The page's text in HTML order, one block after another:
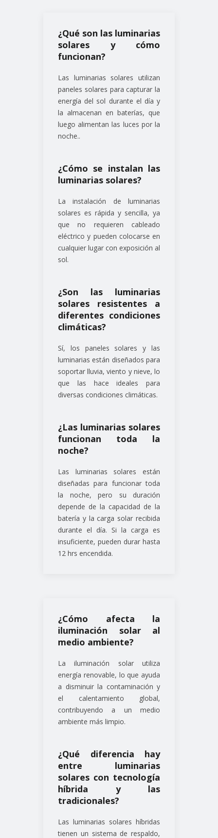
¿Qué son las luminarias
solares y cómo
funcionan?
Las luminarias solares utilizan
paneles solares para capturar la
energía del sol durante el día y
la almacenan en baterías, que
luego alimentan las luces por la
noche..
¿Cómo se instalan las
luminarias solares?
La instalación de luminarias
solares es rápida y sencilla, ya
que no requieren cableado
eléctrico y pueden colocarse en
cualquier lugar con exposición al
sol.
¿Son las luminarias
solares resistentes a
diferentes condiciones
climáticas?
Sí, los paneles solares y las
luminarias están diseñados para
soportar lluvia, viento y nieve, lo
que las hace ideales para
diversas condiciones climáticas.
¿Las luminarias solares
funcionan toda la
noche?
Las luminarias solares están
diseñadas para funcionar toda
la noche, pero su duración
depende de la capacidad de la
batería y la carga solar recibida
durante el día. Si la carga es
insuficiente, pueden durar hasta
12 hrs encendida.
¿Cómo afecta la
iluminación solar al
medio ambiente?
La iluminación solar utiliza
energía renovable, lo que ayuda
a disminuir la contaminación y
el calentamiento global,
contribuyendo a un medio
ambiente más limpio.
¿Qué diferencia hay
entre luminarias
solares con tecnología
híbrida y las
tradicionales?
Las luminarias solares híbridas
tienen un sistema de respaldo,